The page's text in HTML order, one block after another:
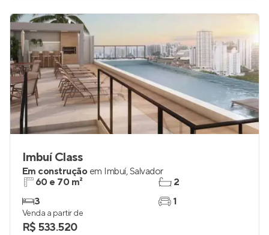
Imbuí Class
Em construção em Imbuí,Salvador
60 e 70 m²
3
2
1
Venda a partir de
R$ 533.520